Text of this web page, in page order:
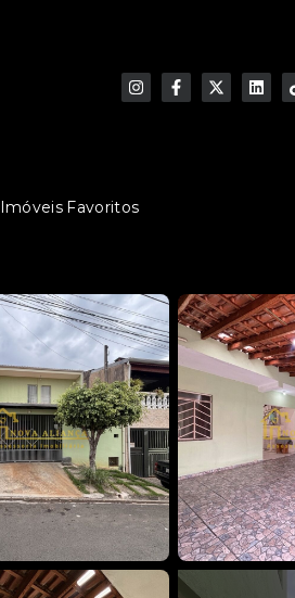
Imóveis Favoritos